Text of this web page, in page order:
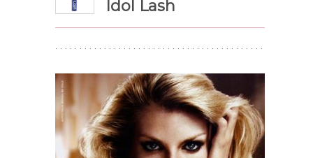
Idol Lash